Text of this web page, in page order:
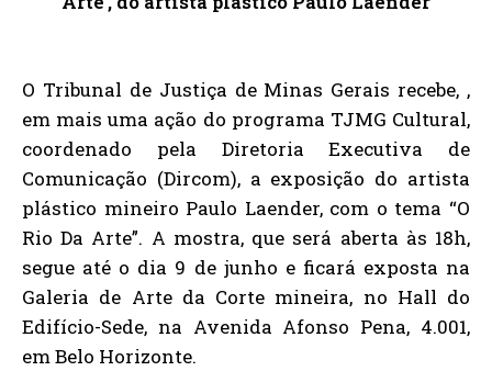
O Tribunal de Justiça de Minas Gerais recebe, ,
em mais uma ação do programa TJMG Cultural,
coordenado pela Diretoria Executiva de
Comunicação (Dircom), a exposição do artista
plástico mineiro Paulo Laender, com o tema “O
Rio Da Arte”. A mostra, que será aberta às 18h,
segue até o dia 9 de junho e ficará exposta na
Galeria de Arte da Corte mineira, no Hall do
Edifício-Sede, na Avenida Afonso Pena, 4.001,
em Belo Horizonte.